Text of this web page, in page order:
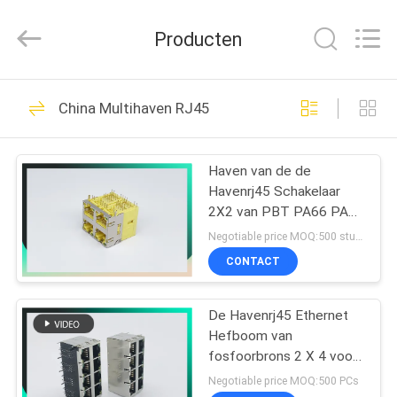
HUIS
PRODUCTEN
ONGEVEER
ONS
FABRIEKSREIS
KWALITEITSCONTROLE
Reserved.
rj45 modulaire Jack
82
De Hefboom van
RJ45 Ethernet
34
Producten
China Multihaven RJ45
Haven van de de
Havenrj45 Schakelaar
2X2 van PBT PA66 PA46
de Materiële Multi met
Transformator 180 Graad
Negotiable price MOQ:500 stuks
CONTACT
De Havenrj45 Ethernet
Hefboom van
fosfoorbrons 2 X 4 voor
Video, Voorzien van een
Negotiable price MOQ:500 PCs